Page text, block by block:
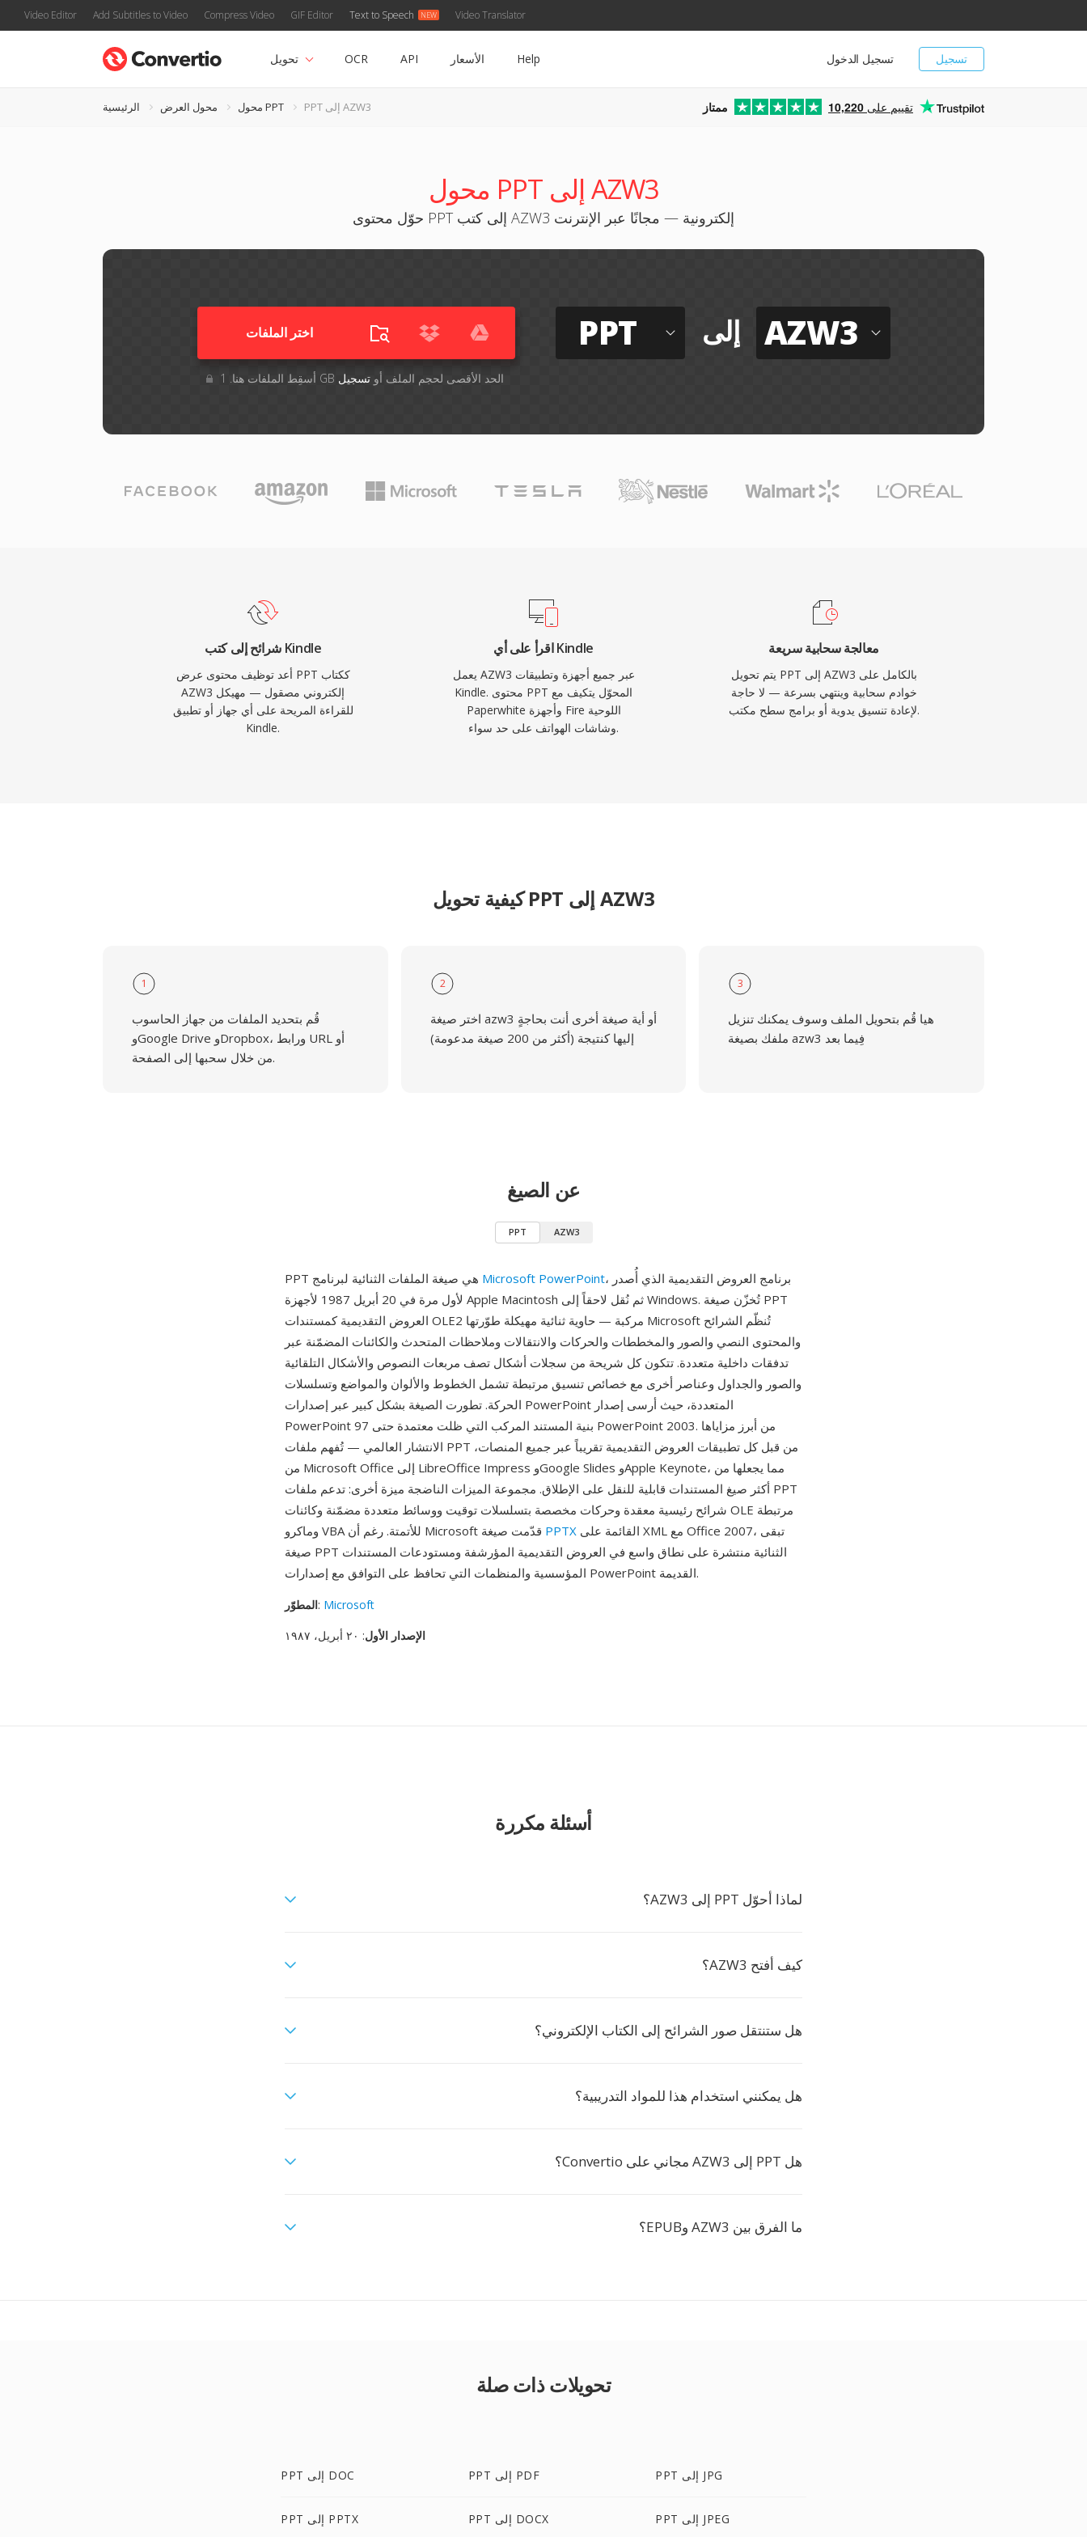
Video Editor Add Subtitles to Video Compress Video GIF Editor Text to Speech Video Translator
تسجيل تسجيل الدخول تحويل OCR API الأسعار Help
الرئيسية محول العرض محول PPT PPT إلى AZW3 ممتاز 10,220 تقييم على
محول PPT إلى AZW3
حوّل محتوى PPT إلى كتب AZW3 إلكترونية — مجانًا عبر الإنترنت
اختر الملفات
أسقِط الملفات هنا. 1 GB الحد الأقصى لحجم الملف أوتسجيل
PPT إلى AZW3
شرائح إلى كتب Kindle
أعد توظيف محتوى عرض PPT ككتاب
AZW3 إلكتروني مصقول — مهيكل
للقراءة المريحة على أي جهاز أو تطبيق
Kindle.
اقرأ على أي Kindle
يعمل AZW3 عبر جميع أجهزة وتطبيقات
Kindle. محتوى PPT المحوّل يتكيف مع
Paperwhite وأجهزة Fire اللوحية
وشاشات الهواتف على حد سواء.
معالجة سحابية سريعة
يتم تحويل PPT إلى AZW3 بالكامل على
خوادم سحابية وينتهي بسرعة — لا حاجة
لإعادة تنسيق يدوية أو برامج سطح مكتب.
كيفية تحويل PPT إلى AZW3
1
قُم بتحديد الملفات من جهاز الحاسوب
وGoogle Drive وDropbox، ورابط URL أو
من خلال سحبها إلى الصفحة.
2
اختر صيغة azw3 أو أية صيغة أخرى أنت بحاجةٍ
إليها كنتيجة (أكثر من 200 صيغة مدعومة)
3
هيا قُم بتحويل الملف وسوف يمكنك تنزيل
ملفك بصيغة azw3 فِيما بعد
عن الصيغ
PPT AZW3
Microsoft PowerPoint، برنامج العروض التقديمية الذي أُصدر
لأول مرة في 20 أبريل 1987 لأجهزة Apple Macintosh ثم نُقل لاحقاً إلى Windows. تُخزّن صيغة PPT
العروض التقديمية كمستندات OLE2 مركبة — حاوية ثنائية مهيكلة طوّرتها Microsoft تُنظّم الشرائح
والمحتوى النصي والصور والمخططات والحركات والانتقالات وملاحظات المتحدث والكائنات المضمّنة عبر
تدفقات داخلية متعددة. تتكون كل شريحة من سجلات أشكال تصف مربعات النصوص والأشكال التلقائية
والصور والجداول وعناصر أخرى مع خصائص تنسيق مرتبطة تشمل الخطوط والألوان والمواضع وتسلسلات
الحركة. تطورت الصيغة بشكل كبير عبر إصدارات PowerPoint المتعددة، حيث أرسى إصدار
PowerPoint 97 بنية المستند المركب التي ظلت معتمدة حتى PowerPoint 2003. من أبرز مزاياها
الانتشار العالمي — تُفهم ملفات PPT من قبل كل تطبيقات العروض التقديمية تقريباً عبر جميع المنصات،
من Microsoft Office إلى LibreOffice Impress وGoogle Slides وApple Keynote، مما يجعلها من
أكثر صيغ المستندات قابلية للنقل على الإطلاق. مجموعة الميزات الناضجة ميزة أخرى: تدعم ملفات PPT
شرائح رئيسية معقدة وحركات مخصصة بتسلسلات توقيت ووسائط متعددة مضمّنة وكائنات OLE مرتبطة
PPTX
صيغة PPT الثنائية منتشرة على نطاق واسع في العروض التقديمية المؤرشفة ومستودعات المستندات
المؤسسية والمنظمات التي تحافظ على التوافق مع إصدارات PowerPoint القديمة.
المطوّر: Microsoft
الإصدار الأول: ٢٠ أبريل، ١٩٨٧
أسئلة مكررة
لماذا أحوّل PPT إلى AZW3؟
كيف أفتح AZW3؟
هل ستنتقل صور الشرائح إلى الكتاب الإلكتروني؟
هل يمكنني استخدام هذا للمواد التدريبية؟
هل PPT إلى AZW3 مجاني على Convertio؟
ما الفرق بين AZW3 وEPUB؟
تحويلات ذات صلة
PPT إلى DOC PPT إلى PDF PPT إلى JPG
PPT إلى PPTX PPT إلى DOCX PPT إلى JPEG